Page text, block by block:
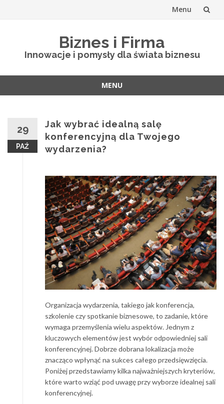
Menu
Biznes i Firma
Innowacje i pomysły dla świata biznesu
MENU
29
PAŹ
Jak wybrać idealną salę
konferencyjną dla Twojego
wydarzenia?
Organizacja wydarzenia, takiego jak konferencja,
szkolenie czy spotkanie biznesowe, to zadanie, które
wymaga przemyślenia wielu aspektów. Jednym z
kluczowych elementów jest wybór odpowiedniej sali
konferencyjnej. Dobrze dobrana lokalizacja może
znacząco wpłynąć na sukces całego przedsięwzięcia.
Poniżej przedstawiamy kilka najważniejszych kryteriów,
które warto wziąć pod uwagę przy wyborze idealnej sali
konferencyjnej.